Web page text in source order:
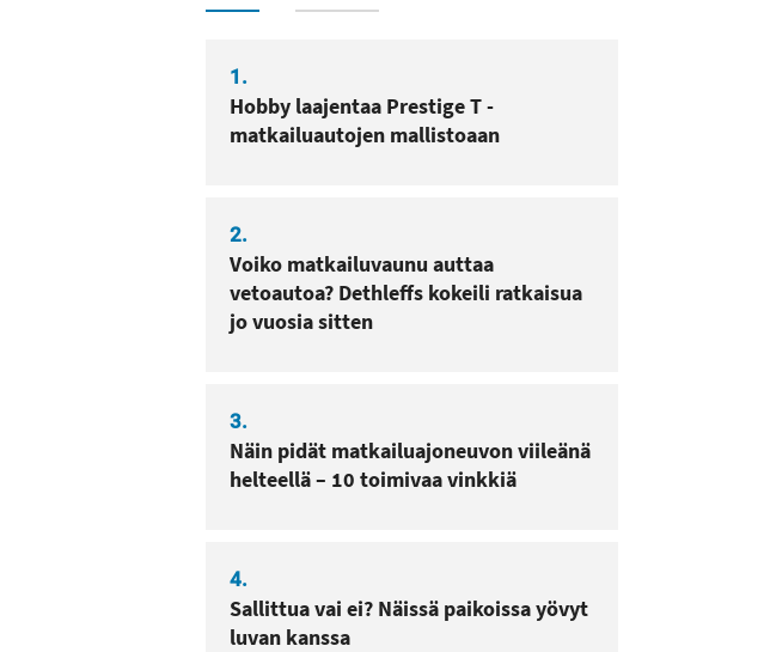
1.
Hobby laajentaa Prestige T -
matkailuautojen mallistoaan
2.
Voiko matkailuvaunu auttaa
vetoautoa? Dethleffs kokeili ratkaisua
jo vuosia sitten
3.
Näin pidät matkailuajoneuvon viileänä
helteellä – 10 toimivaa vinkkiä
4.
Sallittua vai ei? Näissä paikoissa yövyt
luvan kanssa